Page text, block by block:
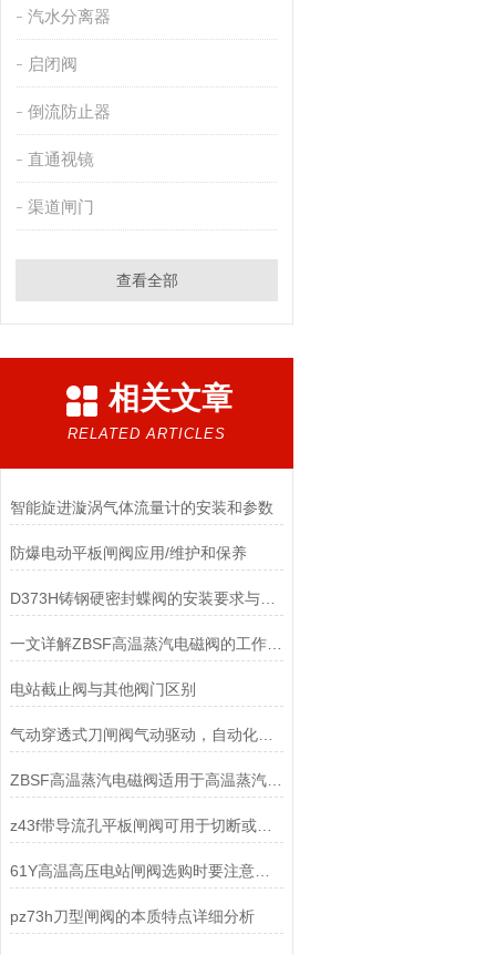
汽水分离器
启闭阀
倒流防止器
直通视镜
渠道闸门
查看全部
相关文章
RELATED ARTICLES
智能旋进漩涡气体流量计的安装和参数
防爆电动平板闸阀应用/维护和保养
D373H铸钢硬密封蝶阀的安装要求与维护保养
一文详解ZBSF高温蒸汽电磁阀的工作原理和特点
电站截止阀与其他阀门区别
气动穿透式刀闸阀气动驱动，自动化程度高
ZBSF高温蒸汽电磁阀适用于高温蒸汽在管道系统中的控制
z43f带导流孔平板闸阀可用于切断或调节油气管线中的介质流动
61Y高温高压电站闸阀选购时要注意哪些事项？
pz73h刀型闸阀的本质特点详细分析